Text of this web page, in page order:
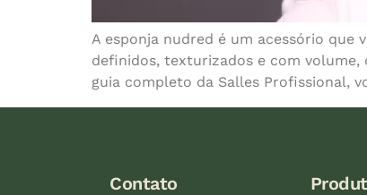
A esponja nudred é um acessório que
definidos, texturizados e com volume,
guia completo da Salles Profissional,
Contato